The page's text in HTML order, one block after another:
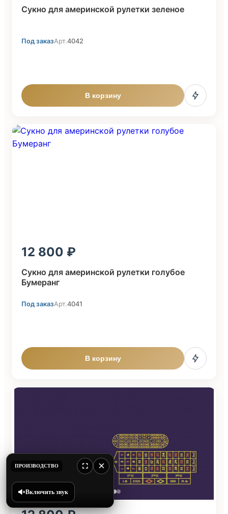
Сукно для америнской рулетки зеленое
Под заказАрт.4042
В корзину
12 800
Сукно для америнской рулетки голубое
Бумеранг
Под заказАрт.4041
В корзину
ПРОИЗВОДСТВО ×
Включить звук